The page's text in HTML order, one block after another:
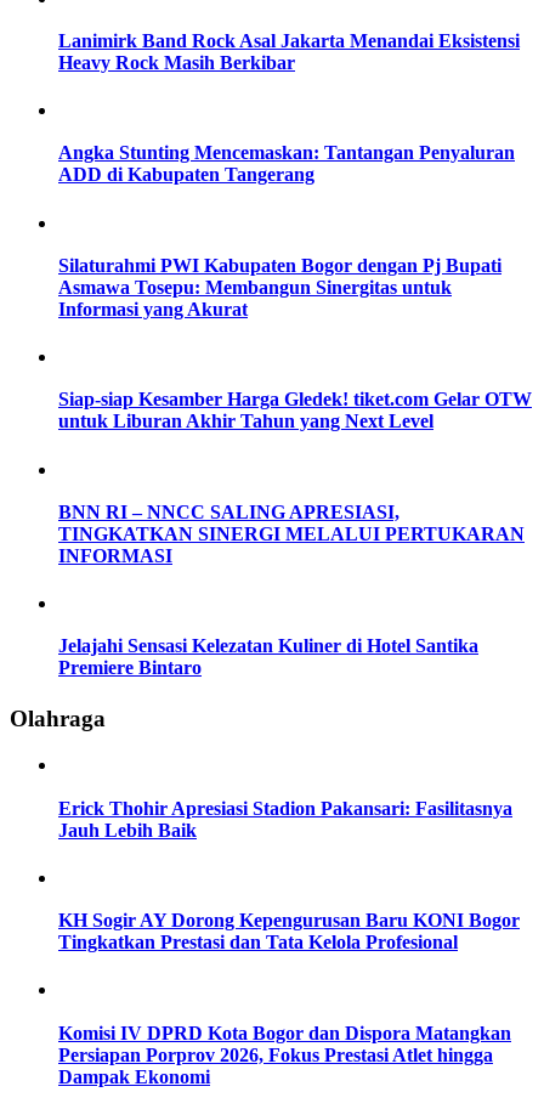
Lanimirk Band Rock Asal Jakarta Menandai Eksistensi
Heavy Rock Masih Berkibar
Angka Stunting Mencemaskan: Tantangan Penyaluran
ADD di Kabupaten Tangerang
Silaturahmi PWI Kabupaten Bogor dengan Pj Bupati
Asmawa Tosepu: Membangun Sinergitas untuk
Informasi yang Akurat
Siap-siap Kesamber Harga Gledek! tiket.com Gelar OTW
untuk Liburan Akhir Tahun yang Next Level
BNN RI – NNCC SALING APRESIASI,
TINGKATKAN SINERGI MELALUI PERTUKARAN
INFORMASI
Jelajahi Sensasi Kelezatan Kuliner di Hotel Santika
Premiere Bintaro
Olahraga
Erick Thohir Apresiasi Stadion Pakansari: Fasilitasnya
Jauh Lebih Baik
KH Sogir AY Dorong Kepengurusan Baru KONI Bogor
Tingkatkan Prestasi dan Tata Kelola Profesional
Komisi IV DPRD Kota Bogor dan Dispora Matangkan
Persiapan Porprov 2026, Fokus Prestasi Atlet hingga
Dampak Ekonomi